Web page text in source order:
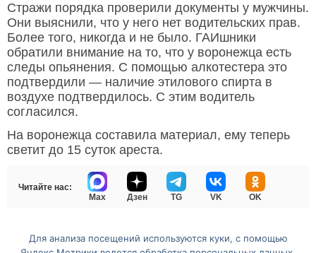
Стражи порядка проверили документы у мужчины.
Они выяснили, что у него нет водительских прав.
Более того, никогда и не было. ГАИшники
обратили внимание на то, что у воронежца есть
следы опьянения. С помощью алкотестера это
подтвердили — наличие этилового спирта в
воздухе подтвердилось. С этим водитель
согласился.
На воронежца составила материал, ему теперь
светит до 15 суток ареста.
Читайте нас:
Max
Дзен TG VK OK
Для анализа посещений используются куки, с помощью